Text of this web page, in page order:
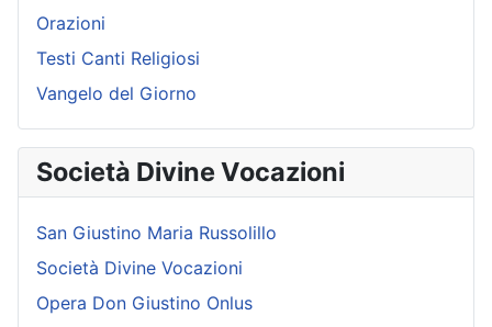
Orazioni
Testi Canti Religiosi
Vangelo del Giorno
Società Divine Vocazioni
San Giustino Maria Russolillo
Società Divine Vocazioni
Opera Don Giustino Onlus